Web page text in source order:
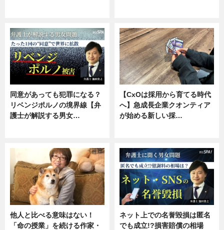
同意があっても犯罪になる？
リベンジポルノの境界線【弁
護士が解説する男女…
【CxOは採用から育てる時代
へ】急成長企業クオンティア
が始める新しい採…
他人と比べる意味はない！
「命の授業」を続ける作家・
ネット上での名誉毀損は匿名
でも成立!?損害賠償の相場